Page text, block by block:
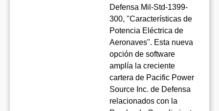
Defensa Mil-Std-1399-
300, "Características de
Potencia Eléctrica de
Aeronaves". Esta nueva
opción de software
amplía la creciente
cartera de Pacific Power
Source Inc. de Defensa
relacionados con la